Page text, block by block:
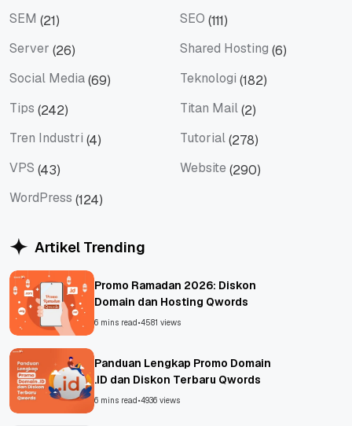
SEM (21) SEO (111)
Server (26) Shared Hosting (6)
Social Media(69) Teknologi (182)
Tips (242) Titan Mail(2)
Tren Industri (4) Tutorial(278)
VPS (43) Website (290)
WordPress (124)
Artikel Trending
Promo Ramadan 2026: Diskon
Domain dan Hosting Qwords
6 mins read•4581 views
Panduan Lengkap Promo Domain
.ID dan Diskon Terbaru Qwords
6 mins read•4936 views